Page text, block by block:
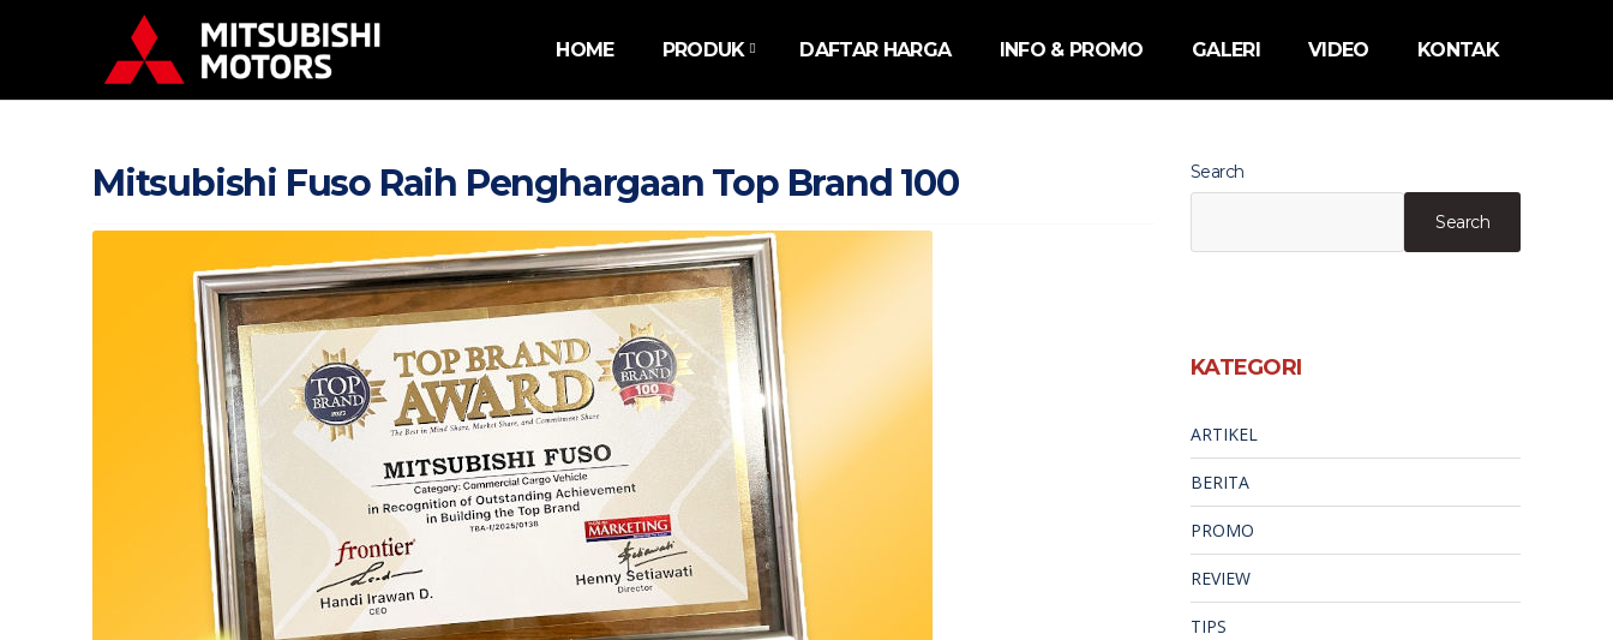
HOME PRODUK DAFTAR HARGA INFO & PROMO GALERI VIDEO KONTAK
Mitsubishi Fuso Raih Penghargaan Top Brand 100 Search
Search
KATEGORI
ARTIKEL
BERITA
PROMO
REVIEW
TIPS